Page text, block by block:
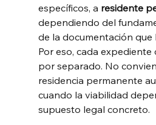
específicos, a residente
dependiendo del
de la documentación que
Por eso, cada expediente
por separado. No
residencia permanente
cuando la viabilidad
supuesto legal concreto.